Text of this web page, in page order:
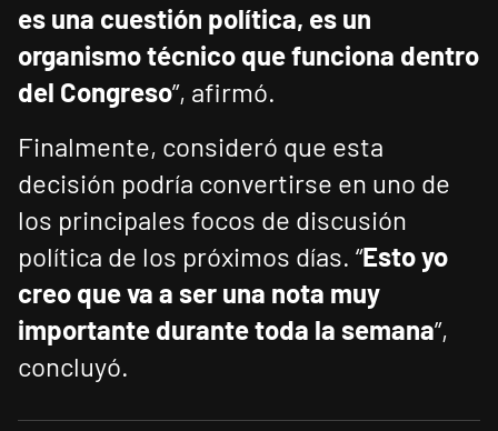
es una cuestión política, es un
organismo técnico que funciona dentro
del Congreso”, afirmó.
Finalmente, consideró que esta
decisión podría convertirse en uno de
los principales focos de discusión
política de los próximos días. “Esto yo
creo que va a ser una nota muy
importante durante toda la semana”,
concluyó.